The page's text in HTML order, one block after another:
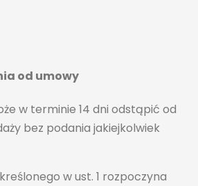
od umowy
w terminie 14 dni odstąpić od
bez podania jakiejkolwiek
w ust. 1 rozpoczyna